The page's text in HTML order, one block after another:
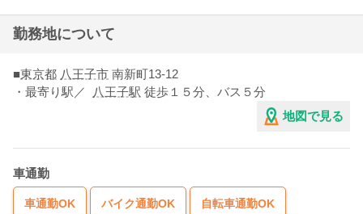
勤務地について
■東京都 八王子市 南新町13-12
・最寄り駅／
八王子駅 徒歩１５分、バス５分
地図で見る
車通勤
車通勤OK バイク通勤OK 自転車通勤OK